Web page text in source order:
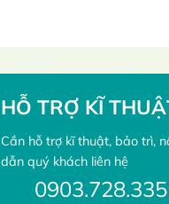
HỖ TRỢ KĨ
Cần hỗ trợ kĩ thuật, bảo trì,
dẫn quý khách liên hệ
0903.728.335